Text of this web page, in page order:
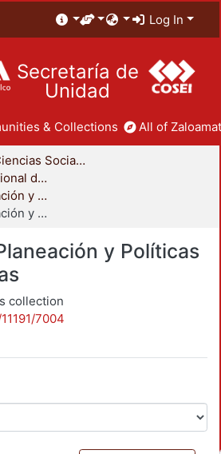
Log In
Secretaría de
Unidad
& Collections All of
División de Ciencias Sociales y Humanidades
Coordinación Divisional de Posgrado
Maestría en Planeación y Políticas Metropolitanas
Maestría en Planeación y Políticas Metropolitanas
y Políticas
collection
7004